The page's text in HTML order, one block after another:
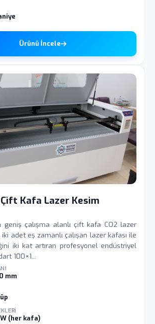
Ürünü İncele
Kafa Lazer Kesim
geniş çalışma alanlı çift kafa CO2 lazer
adet eş zamanlı çalışan lazer kafası ile
iki kat artıran profesyonel endüstriyel
100×1...
mm
(her kafa)